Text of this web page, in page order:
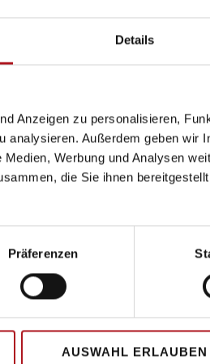
Details
Anzeigen zu personalisieren,
analysieren. Außerdem geben wir
Werbung und Analysen
die Sie ihnen
Präferenzen
AUSWAHL ERLAUBEN